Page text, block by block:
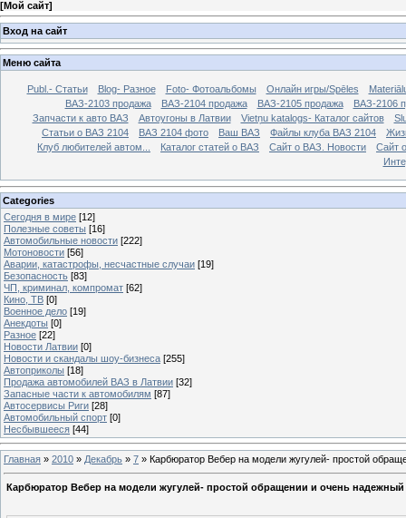
[Мой сайт]
Вход на сайт
Меню сайта
Publ.- Статьи Blog- Разное Foto- Фотоальбомы Онлайн игры/Spēles
ВАЗ-2103 продажа
ВАЗ-2104 продажа ВАЗ-2105 продажа
ВАЗ-2106
Запчасти к авто ВАЗ
Автоугоны в Латвии Vietņu katalogs- Каталог сайтов
Статьи о ВАЗ 2104
ВАЗ 2104 фото Ваш ВАЗ Файлы клуба ВАЗ 2104
Клуб любителей автом...
Каталог статей о ВАЗ Сайт о ВАЗ. Новости
Сайт
Categories
Сегодня в мире [12]
Полезные советы [16]
Автомобильные новости [222]
Мотоновости [56]
Аварии, катастрофы, несчастные случаи [19]
Безопасность [83]
ЧП, криминал, компромат [62]
Кино, ТВ [0]
Военное дело [19]
Анекдоты [0]
Разное [22]
Новости Латвии [0]
Новости и скандалы шоу-бизнеса [255]
Автоприколы [18]
Продажа автомобилей ВАЗ в Латвии [32]
Запасные части к автомобилям [87]
Автосервисы Риги [28]
Автомобильный спорт [0]
Несбывшееся [44]
Главная » 2010 » Декабрь » 7 » Карбюратор Вебер на модели жугулей- простой
Карбюратор Вебер на модели жугулей- простой обращении и очень надежный